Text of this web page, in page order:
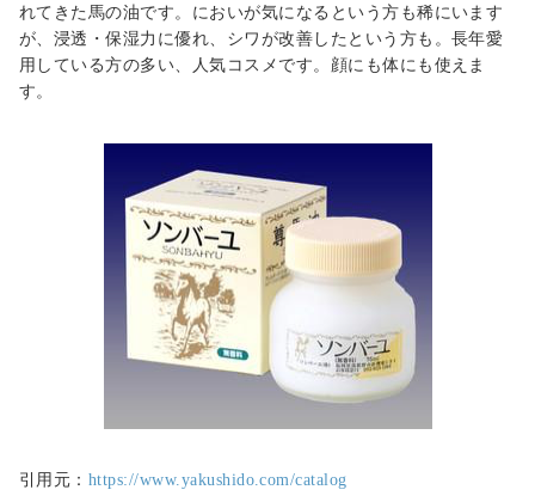
れてきた馬の油です。においが気になるという方も稀にいます
が、浸透・保湿力に優れ、シワが改善したという方も。長年愛
用している方の多い、人気コスメです。顔にも体にも使えま
す。
引用元： https://www.yakushido.com/catalog